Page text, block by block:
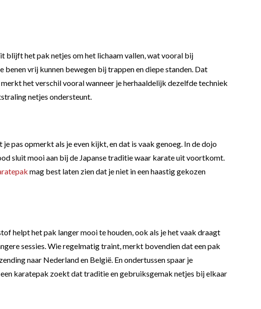
blijft het pak netjes om het lichaam vallen, wat vooral bij
vrij kunnen bewegen bij trappen en diepe standen. Dat
het verschil vooral wanneer je herhaaldelijk dezelfde techniek
netjes ondersteunt.
pas opmerkt als je even kijkt, en dat is vaak genoeg. In de dojo
sluit mooi aan bij de Japanse traditie waar karate uit voortkomt.
mag best laten zien dat je niet in een haastig gekozen
helpt het pak langer mooi te houden, ook als je het vaak draagt
sessies. Wie regelmatig traint, merkt bovendien dat een pak
naar Nederland en België. En ondertussen spaar je
karatepak zoekt dat traditie en gebruiksgemak netjes bij elkaar